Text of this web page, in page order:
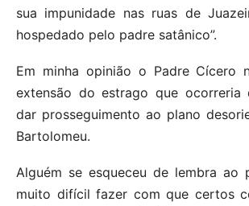
sua impunidade nas ruas de
hospedado pelo padre satânico”.
Em minha opinião o Padre Cícero
extensão do estrago que ocorreria
dar prosseguimento ao plano
Bartolomeu.
Alguém se esqueceu de lembra ao
muito difícil fazer com que certos